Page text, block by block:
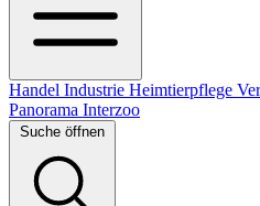
Handel Industrie Heimtierpflege
Panorama Interzoo
Suche öffnen